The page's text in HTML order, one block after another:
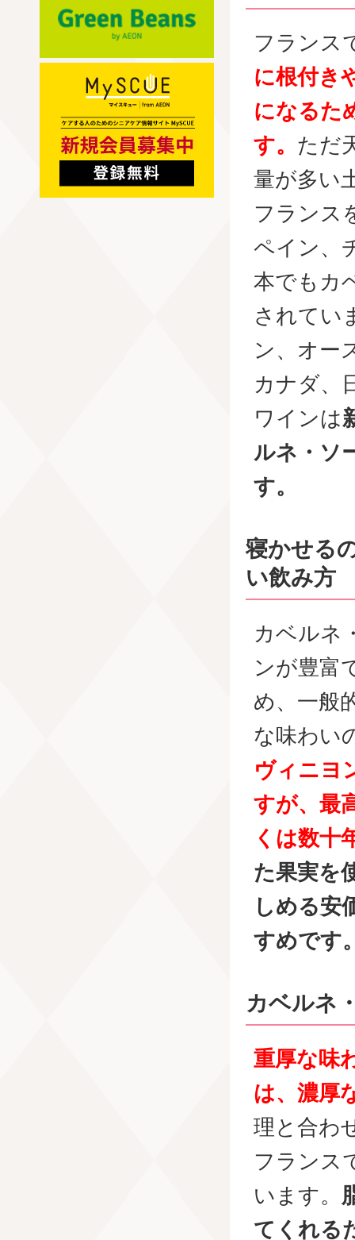
フランス
に根付き
になるた
す。 ただ
量が多い
フランス
ペイン、
本でもカ
されてい
ン、オー
カナダ、
ワインは
ルネ・ソ
す。
寝かせる
い飲み方
カベルネ
ンが豊富
め、一般
な味わい
ヴィニヨ
すが、最
くは数十
た果実を
しめる安
すめです
カベルネ
重厚な味
は、濃厚
理と合わ
フランス
います。
てくれる